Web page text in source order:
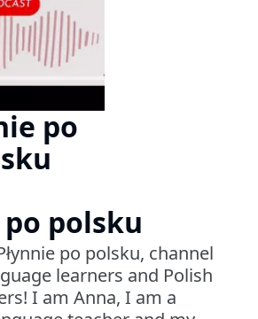
po
po polsku
po polsku, channel
learners and Polish
I am Anna, I am a